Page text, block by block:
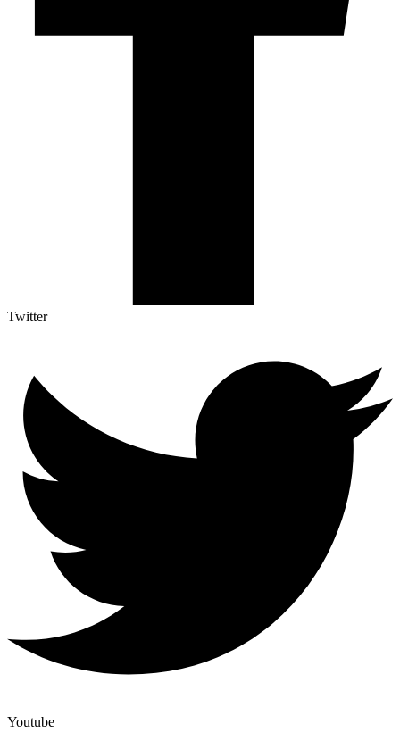
Twitter
Youtube